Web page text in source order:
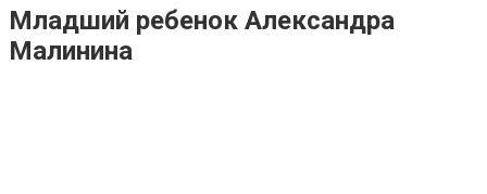
Младший ребенок Александра
Малинина